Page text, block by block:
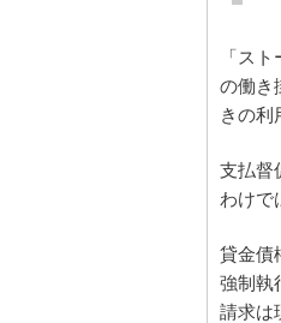
「ス
の働き
きの利
支払督
わけで
貸金債
強制執
請求は